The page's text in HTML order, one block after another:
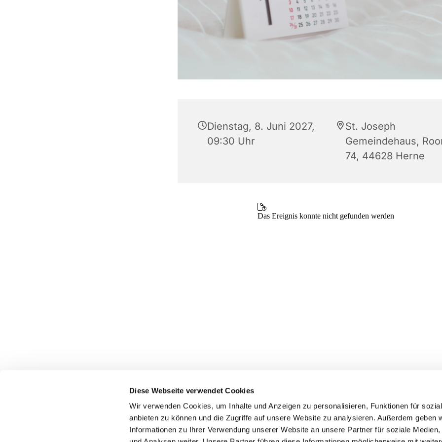
Diese Webseite verwendet Cookies
Wir verwenden Cookies, um Inhalte und Anzeigen zu personalisieren, Funktionen für
anbieten zu können und die Zugriffe auf unsere Website zu analysieren. Außerdem geben
Informationen zu Ihrer Verwendung unserer Website an unsere Partner für soziale Medien,
Dienstag, 8. Juni 2027,
09:30 Uhr
St. Joseph
Gemeindehaus,
74, 44628 Herne
Pfarrei St. Dionysius Herne